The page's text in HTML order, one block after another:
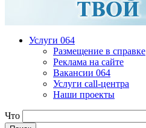
Услуги 064
Размещение в справке
Реклама на сайте
Вакансии 064
Услуги call-центра
Наши проекты
Что